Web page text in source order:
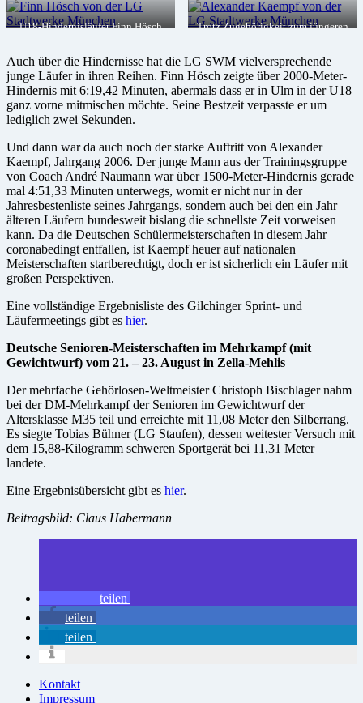
U18-Hindernisläufer Finn Hösch
bisherigen Bestleistung zurück,
Foto: Claus Habermann
Trotz Zugehörigkeit zum jüngeren
1500-Meter-Hindernis direkt an
die Spitze der deutschen
Jahresbestenliste, Foto: Claus
Habermann
Auch über die Hindernisse hat die LG SWM vielversprechende
junge Läufer in ihren Reihen. Finn Hösch zeigte über 2000-Meter-
Hindernis mit 6:19,42 Minuten, abermals dass er in Ulm in der U18
ganz vorne mitmischen möchte. Seine Bestzeit verpasste er um
lediglich zwei Sekunden.
Und dann war da auch noch der starke Auftritt von Alexander
Kaempf, Jahrgang 2006. Der junge Mann aus der Trainingsgruppe
von Coach André Naumann war über 1500-Meter-Hindernis gerade
mal 4:51,33 Minuten unterwegs, womit er nicht nur in der
Jahresbestenliste seines Jahrgangs, sondern auch bei den ein Jahr
älteren Läufern bundesweit bislang die schnellste Zeit vorweisen
kann. Da die Deutschen Schülermeisterschaften in diesem Jahr
coronabedingt entfallen, ist Kaempf heuer auf nationalen
Meisterschaften startberechtigt, doch er ist sicherlich ein Läufer mit
großen Perspektiven.
Eine vollständige Ergebnisliste des Gilchinger Sprint- und
Läufermeetings gibt es hier.
Deutsche Senioren-Meisterschaften im Mehrkampf (mit
Gewichtwurf) vom 21. – 23. August in Zella-Mehlis
Der mehrfache Gehörlosen-Weltmeister Christoph Bischlager nahm
bei der DM-Mehrkampf der Senioren im Gewichtwurf der
Altersklasse M35 teil und erreichte mit 11,08 Meter den Silberrang.
Es siegte Tobias Bühner (LG Staufen), dessen weitester Versuch mit
dem 15,88-Kilogramm schweren Sportgerät bei 11,31 Meter
landete.
Eine Ergebnisübersicht gibt es hier.
Beitragsbild: Claus Habermann
teilen
teilen
teilen
Kontakt
Impressum